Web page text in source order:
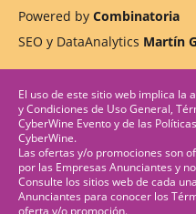
Powered by Combinatoria
SEO y DataAnalytics Martín
El uso de este sitio web implica la
y Condiciones de Uso General,
CyberWine Eventoy de las
CyberWine.
Las ofertas y/o promociones son
por las Empresas Anunciantes y
Consulte los sitios web de cada
Anunciantes para conocer los
oferta y/o promoción.